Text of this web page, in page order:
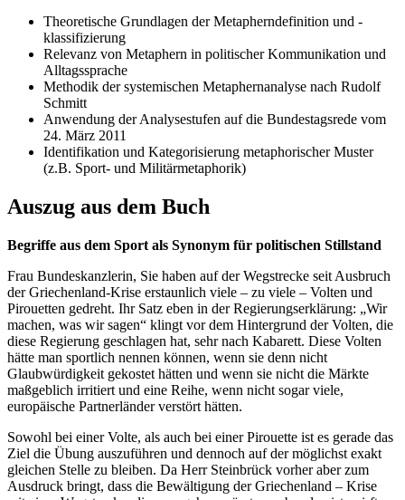
Theoretische Grundlagen der Metapherndefinition und -
klassifizierung
Relevanz von Metaphern in politischer Kommunikation und
Alltagssprache
Methodik der systemischen Metaphernanalyse nach Rudolf
Schmitt
Anwendung der Analysestufen auf die Bundestagsrede vom
24. März 2011
Identifikation und Kategorisierung metaphorischer Muster
(z.B. Sport- und Militärmetaphorik)
Auszug aus dem Buch
Begriffe aus dem Sport als Synonym für politischen Stillstand
Frau Bundeskanzlerin, Sie haben auf der Wegstrecke seit Ausbruch
der Griechenland-Krise erstaunlich viele – zu viele – Volten und
Pirouetten gedreht. Ihr Satz eben in der Regierungserklärung: „Wir
machen, was wir sagen“ klingt vor dem Hintergrund der Volten, die
diese Regierung geschlagen hat, sehr nach Kabarett. Diese Volten
hätte man sportlich nennen können, wenn sie denn nicht
Glaubwürdigkeit gekostet hätten und wenn sie nicht die Märkte
maßgeblich irritiert und eine Reihe, wenn nicht sogar viele,
europäische Partnerländer verstört hätten.
Sowohl bei einer Volte, als auch bei einer Pirouette ist es gerade das
Ziel die Übung auszuführen und dennoch auf der möglichst exakt
gleichen Stelle zu bleiben. Da Herr Steinbrück vorher aber zum
Ausdruck bringt, dass die Bewältigung der Griechenland – Krise